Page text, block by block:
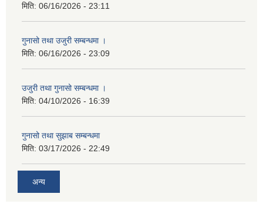
मिति: 06/16/2026 - 23:11
गुनासो तथा उजुरी सम्बन्धमा ।
मिति: 06/16/2026 - 23:09
उजुरी तथा गुनासो सम्बन्धमा ।
मिति: 04/10/2026 - 16:39
गुनासो तथा सुझाब सम्बन्धमा
मिति: 03/17/2026 - 22:49
अन्य